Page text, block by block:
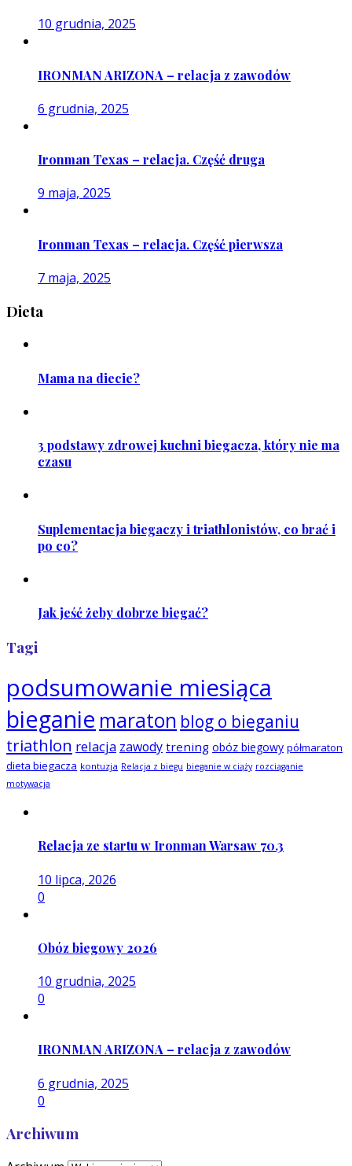
10 grudnia, 2025
IRONMAN ARIZONA – relacja z zawodów
6 grudnia, 2025
Ironman Texas – relacja. Część druga
9 maja, 2025
Ironman Texas – relacja. Część pierwsza
7 maja, 2025
Dieta
Mama na diecie?
3 podstawy zdrowej kuchni biegacza, który nie ma
czasu
Suplementacja biegaczy i triathlonistów, co brać i
po co?
Jak jeść żeby dobrze biegać?
Tagi
podsumowanie miesiąca
bieganie maraton blog o bieganiu
triathlon relacja zawody trening obóz biegowy półmaraton
dieta biegacza kontuzja Relacja z biegu bieganie w ciąży rozciąganie
motywacja
Relacja ze startu w Ironman Warsaw 70.3
10 lipca, 2026
0
Obóz biegowy 2026
10 grudnia, 2025
0
IRONMAN ARIZONA – relacja z zawodów
6 grudnia, 2025
0
Archiwum